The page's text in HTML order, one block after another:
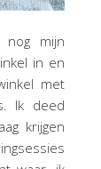
nog mijn
in en
met
Ik deed
krijgen